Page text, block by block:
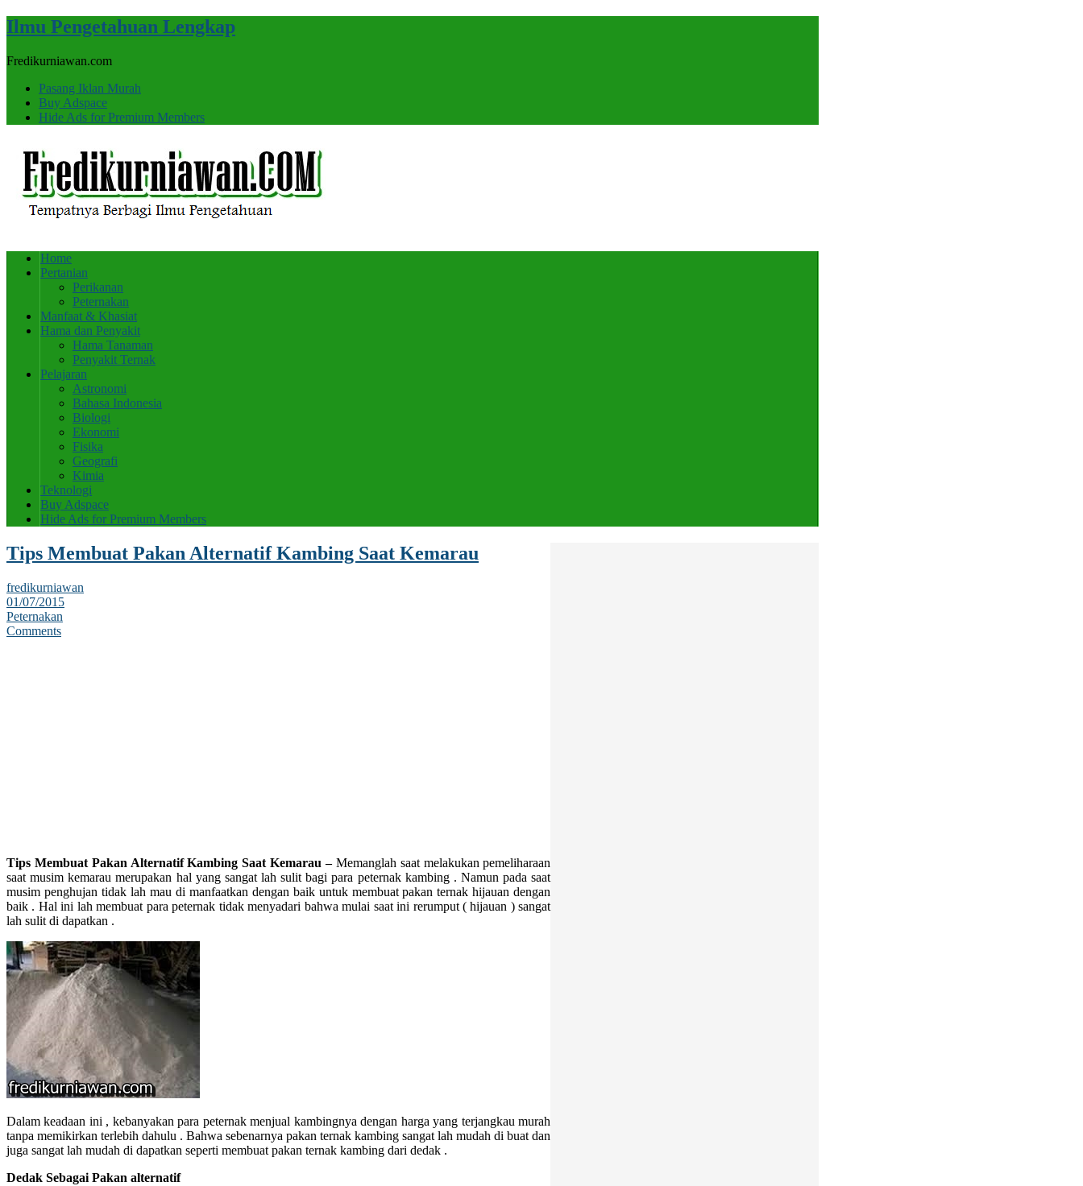
Ilmu Pengetahuan Lengkap
Fredikurniawan.com
Pasang Iklan Murah
Buy Adspace
Hide Ads for Premium Members
Home
Pertanian
Perikanan
Peternakan
Manfaat & Khasiat
Hama dan Penyakit
Hama Tanaman
Penyakit Ternak
Pelajaran
Astronomi
Bahasa Indonesia
Biologi
Ekonomi
Fisika
Geografi
Kimia
Teknologi
Buy Adspace
Hide Ads for Premium Members
Tips Membuat Pakan Alternatif Kambing Saat Kemarau
fredikurniawan
01/07/2015
Peternakan
Comments
Tips Membuat Pakan Alternatif Kambing Saat Kemarau – Memanglah saat melakukan pemeliharaan
saat musim kemarau merupakan hal yang sangat lah sulit bagi para peternak kambing . Namun pada saat
musim penghujan tidak lah mau di manfaatkan dengan baik untuk membuat pakan ternak hijauan dengan
baik . Hal ini lah membuat para peternak tidak menyadari bahwa mulai saat ini rerumput ( hijauan ) sangat
lah sulit di dapatkan .
Dalam keadaan ini , kebanyakan para peternak menjual kambingnya dengan harga yang terjangkau murah
tanpa memikirkan terlebih dahulu . Bahwa sebenarnya pakan ternak kambing sangat lah mudah di buat dan
juga sangat lah mudah di dapatkan seperti membuat pakan ternak kambing dari dedak .
Dedak Sebagai Pakan alternatif